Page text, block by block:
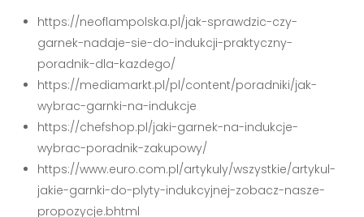
https://neoflampolska.pl/jak-sprawdzic-czy-
garnek-nadaje-sie-do-indukcji-praktyczny-
poradnik-dla-kazdego/
https://mediamarkt.pl/pl/content/poradniki/jak-
wybrac-garnki-na-indukcje
https://chefshop.pl/jaki-garnek-na-indukcje-
wybrac-poradnik-zakupowy/
https://www.euro.com.pl/artykuly/wszystkie/artykul-
jakie-garnki-do-plyty-indukcyjnej-zobacz-nasze-
propozycje.bhtml